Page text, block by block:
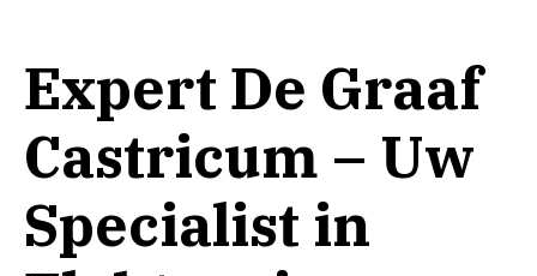
Expert De Graaf
Castricum – Uw
Specialist in